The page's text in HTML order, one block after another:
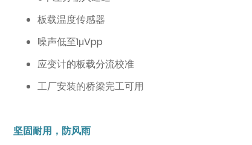
板载温度传感器
噪声低至1μVpp
应变计的板载分流校准
工厂安装的桥梁完工可用
坚固耐用，防风雨